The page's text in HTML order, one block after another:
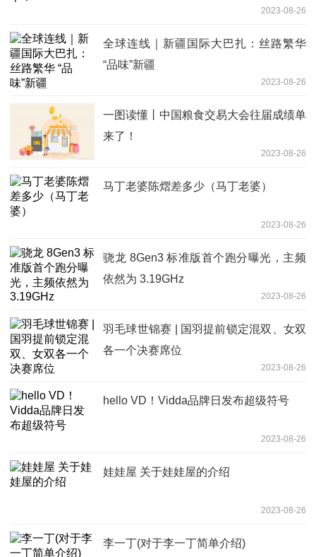
2023-08-26
全球连线｜新疆国际大巴扎：丝路繁华
“品味”新疆
2023-08-26
一图读懂丨中国粮食交易大会往届成绩单
来了！
2023-08-26
马丁老婆陈熠差多少（马丁老婆）
2023-08-26
骁龙 8Gen3 标准版首个跑分曝光，主频
依然为 3.19GHz
2023-08-26
羽毛球世锦赛 | 国羽提前锁定混双、女双
各一个决赛席位
2023-08-26
hello VD！Vidda品牌日发布超级符号
2023-08-26
娃娃屋 关于娃娃屋的介绍
2023-08-26
李一丁(对于李一丁简单介绍)